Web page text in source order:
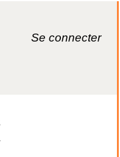
Se connecter